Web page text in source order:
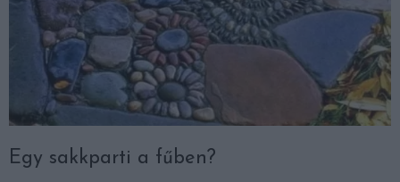
Egy sakkparti a fűben?